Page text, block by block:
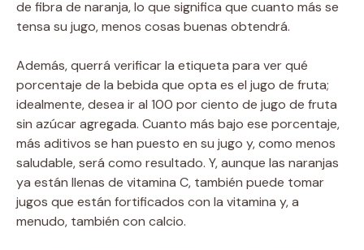
de fibra de naranja, lo que significa que cuanto más se
tensa su jugo, menos cosas buenas obtendrá.
Además, querrá verificar la etiqueta para ver qué
porcentaje de la bebida que opta es el jugo de fruta;
idealmente, desea ir al 100 por ciento de jugo de fruta
sin azúcar agregada. Cuanto más bajo ese porcentaje,
más aditivos se han puesto en su jugo y, como menos
saludable, será como resultado. Y, aunque las naranjas
ya están llenas de vitamina C, también puede tomar
jugos que están fortificados con la vitamina y, a
menudo, también con calcio.